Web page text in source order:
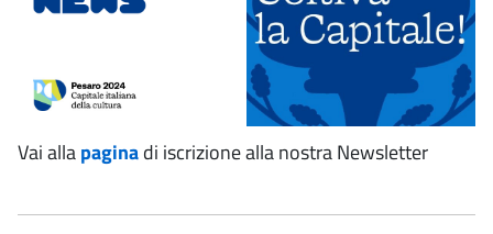
Vai allapaginadi iscrizione alla nostra Newsletter